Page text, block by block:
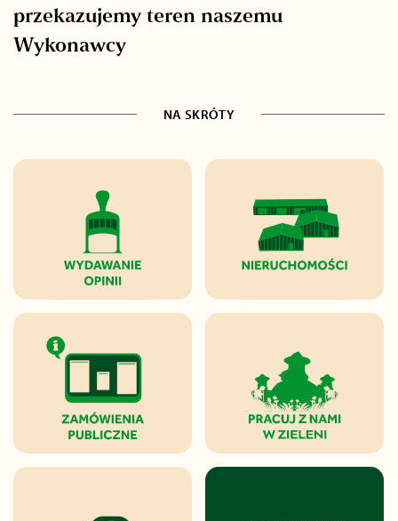
przekazujemy teren naszemu
Wykonawcy
NA SKRÓTY